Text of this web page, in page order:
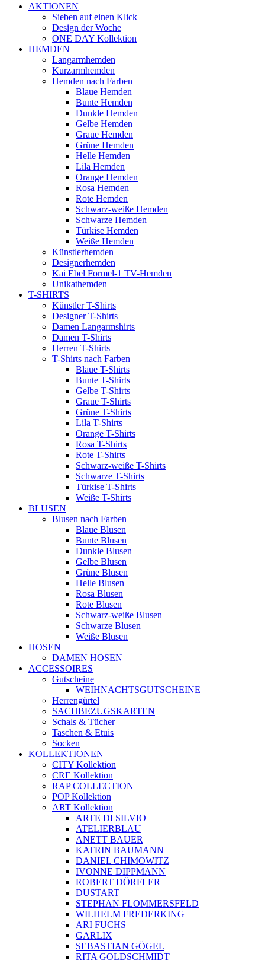
AKTIONEN
Sieben auf einen Klick
Design der Woche
ONE DAY Kollektion
HEMDEN
Langarmhemden
Kurzarmhemden
Hemden nach Farben
Blaue Hemden
Bunte Hemden
Dunkle Hemden
Gelbe Hemden
Graue Hemden
Grüne Hemden
Helle Hemden
Lila Hemden
Orange Hemden
Rosa Hemden
Rote Hemden
Schwarz-weiße Hemden
Schwarze Hemden
Türkise Hemden
Weiße Hemden
Künstlerhemden
Designerhemden
Kai Ebel Formel-1 TV-Hemden
Unikathemden
T-SHIRTS
Künstler T-Shirts
Designer T-Shirts
Damen Langarmshirts
Damen T-Shirts
Herren T-Shirts
T-Shirts nach Farben
Blaue T-Shirts
Bunte T-Shirts
Gelbe T-Shirts
Graue T-Shirts
Grüne T-Shirts
Lila T-Shirts
Orange T-Shirts
Rosa T-Shirts
Rote T-Shirts
Schwarz-weiße T-Shirts
Schwarze T-Shirts
Türkise T-Shirts
Weiße T-Shirts
BLUSEN
Blusen nach Farben
Blaue Blusen
Bunte Blusen
Dunkle Blusen
Gelbe Blusen
Grüne Blusen
Helle Blusen
Rosa Blusen
Rote Blusen
Schwarz-weiße Blusen
Schwarze Blusen
Weiße Blusen
HOSEN
DAMEN HOSEN
ACCESSOIRES
Gutscheine
WEIHNACHTSGUTSCHEINE
Herrengürtel
SACHBEZUGSKARTEN
Schals & Tücher
Taschen & Etuis
Socken
KOLLEKTIONEN
CITY Kollektion
CRE Kollektion
RAP COLLECTION
POP Kollektion
ART Kollektion
ARTE DI SILVIO
ATELIERBLAU
ANETT BAUER
KATRIN BAUMANN
DANIEL CHIMOWITZ
IVONNE DIPPMANN
ROBERT DÖRFLER
DUSTART
STEPHAN FLOMMERSFELD
WILHELM FREDERKING
ARI FUCHS
GARLIX
SEBASTIAN GÖGEL
RITA GOLDSCHMIDT